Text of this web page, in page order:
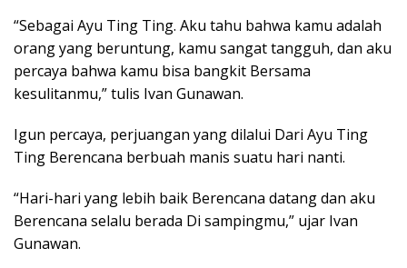
“Sebagai Ayu Ting Ting. Aku tahu bahwa kamu adalah
orang yang beruntung, kamu sangat tangguh, dan aku
percaya bahwa kamu bisa bangkit Bersama
kesulitanmu,” tulis Ivan Gunawan.
Igun percaya, perjuangan yang dilalui Dari Ayu Ting
Ting Berencana berbuah manis suatu hari nanti.
“Hari-hari yang lebih baik Berencana datang dan aku
Berencana selalu berada Di sampingmu,” ujar Ivan
Gunawan.